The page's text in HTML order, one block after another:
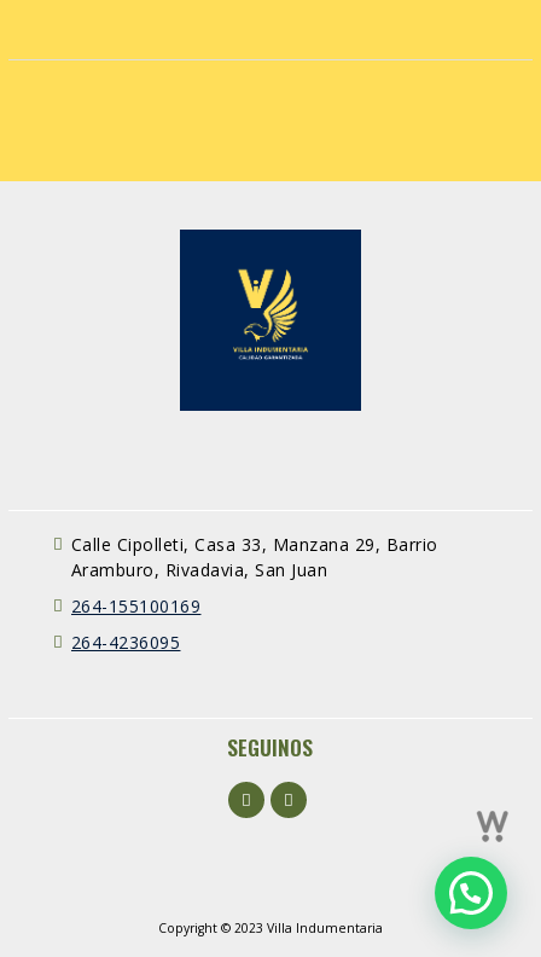
Calle Cipolleti, Casa 33, Manzana 29, Barrio
Aramburo, Rivadavia, San Juan
264-155100169
264-4236095
SEGUINOS
Copyright © 2023 Villa Indumentaria